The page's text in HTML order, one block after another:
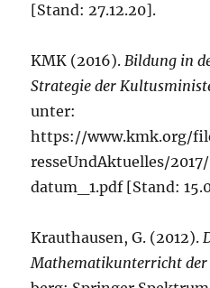
[Stand: 27.12.20].
KMK (2016).Bildung in
Strategie der
unter:
https://www.kmk.org/
resseUndAktuelles/
datum_1.pdf [Stand:
Krauthausen, G. (2012).
Mathematikunterricht der